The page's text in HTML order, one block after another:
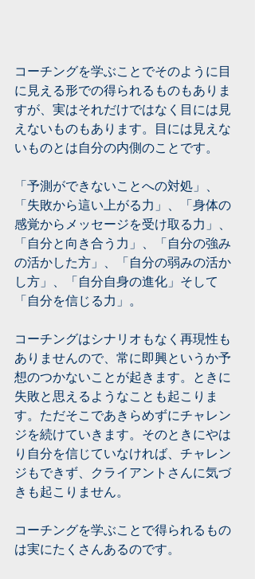
コーチングを学ぶことでそのように目
に見える形での得られるものもありま
すが、実はそれだけではなく目には見
えないものもあります。目には見えな
いものとは自分の内側のことです。
「予測ができないことへの対処」、
「失敗から這い上がる力」、「身体の
感覚からメッセージを受け取る力」、
「自分と向き合う力」、「自分の強み
の活かした方」、「自分の弱みの活か
し方」、「自分自身の進化」そして
「自分を信じる力」。
コーチングはシナリオもなく再現性も
ありませんので、常に即興というか予
想のつかないことが起きます。ときに
失敗と思えるようなことも起こりま
す。ただそこであきらめずにチャレン
ジを続けていきます。そのときにやは
り自分を信じていなければ、チャレン
ジもできず、クライアントさんに気づ
きも起こりません。
コーチングを学ぶことで得られるもの
は実にたくさんあるのです。